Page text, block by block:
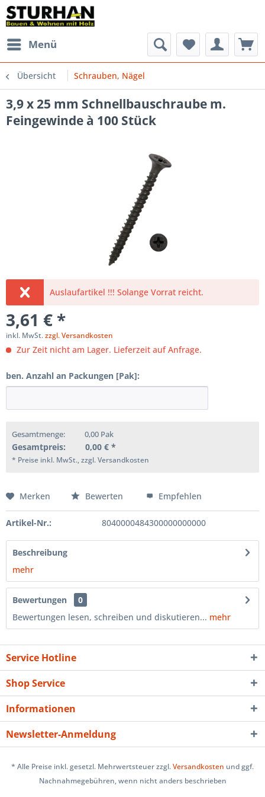
Menü
Übersicht Schrauben, Nägel
3,9 x 25 mm Schnellbauschraube m.
Feingewinde à 100 Stück
Auslaufartikel !!! Solange Vorrat reicht.
3,61 € *
inkl. MwSt.zzgl. Versandkosten
Zur Zeit nicht am Lager. Lieferzeit auf Anfrage.
ben. Anzahl an Packungen [Pak]:
Gesamtmenge: 0,00 Pak
Gesamtpreis: 0,00 € *
* Preise inkl. MwSt., zzgl. Versandkosten
Merken Bewerten Empfehlen
Artikel-Nr.: 8040000484300000000000
Beschreibung
mehr
Bewertungen
0
Bewertungen lesen, schreiben und diskutieren... mehr
Service Hotline
Shop Service
Informationen
Newsletter-Anmeldung
* Alle Preise inkl. gesetzl. Mehrwertsteuer zzgl.Versandkosten und ggf.
Nachnahmegebühren, wenn nicht anders beschrieben